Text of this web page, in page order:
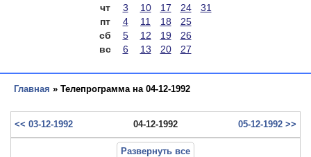
чт
3 10 17 24
31
пт
4 11 18
25
сб
5 12 19
26
вс
6 13 20 27
Главная » Телепрограмма на 04-12-1992
<< 03-12-1992 04-12-1992 05-12-1992 >>
Развернуть все